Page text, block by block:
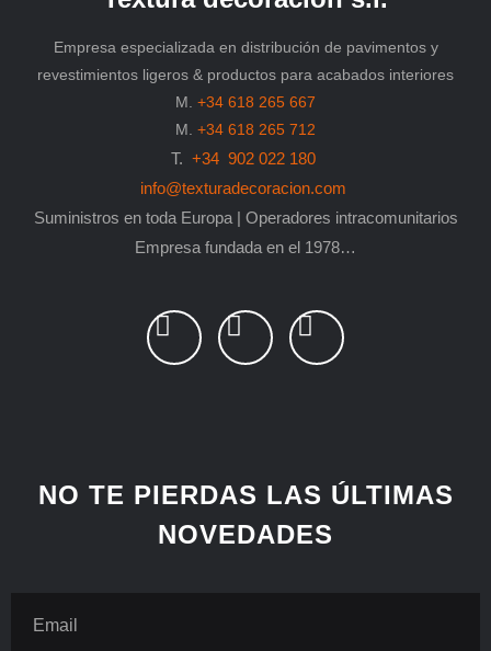
Empresa especializada en distribución de pavimentos y
revestimientos ligeros & productos para acabados interiores
M. +34 618 265 667
M. +34 618 265 712
T. +34 902 022 180
info@texturadecoracion.com
Suministros en toda Europa | Operadores intracomunitarios
Empresa fundada en el 1978…
L
i
n
P
e
s
t
F
o
k
NO TE PIERDAS LAS ÚLTIMAS
NOVEDADES